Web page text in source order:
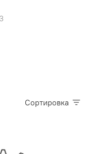
Сортировка